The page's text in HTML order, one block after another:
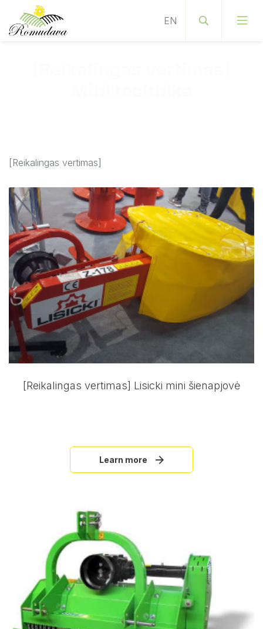
[Reikalingas vertimas]
[Reikalingas vertimas] Lisicki mini šienapjovė
Learn more